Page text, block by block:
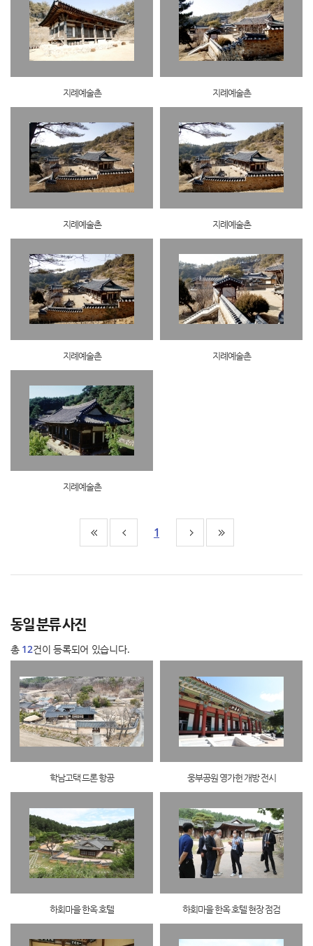
지례예술촌 지례예술촌
지례예술촌 지례예술촌
지례예술촌 지례예술촌
지례예술촌
1
동일 분류 사진
총 12건이 등록되어 있습니다.
학남고택 드론 항공 웅부공원 영가헌 개방 전시
하회마을 한옥 호텔 하회마을 한옥 호텔 현장 점검